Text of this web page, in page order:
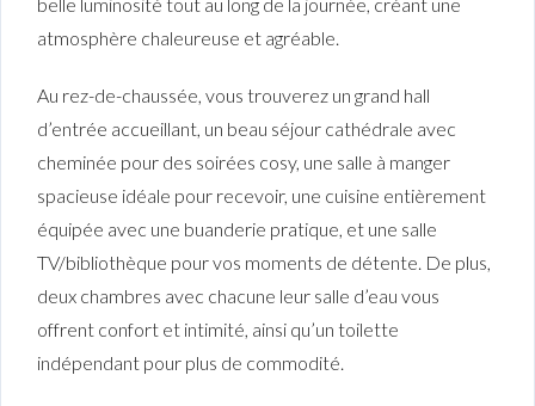
atmosphère chaleureuse et agréable.
Au rez-de-chaussée, vous trouverez un grand hall
d’entrée accueillant, un beau séjour cathédrale avec
cheminée pour des soirées cosy, une salle à manger
spacieuse idéale pour recevoir, une cuisine entièrement
équipée avec une buanderie pratique, et une salle
TV/bibliothèque pour vos moments de détente. De plus,
deux chambres avec chacune leur salle d’eau vous
offrent confort et intimité, ainsi qu’un toilette
indépendant pour plus de commodité.